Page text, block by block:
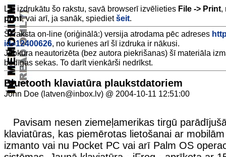
Lai izdrukātu šo rakstu, savā browserī izvēlieties File -> Print,
print, vai arī, ja sanāk, spiedietšeit.
Šī raksta on-line (oriģinālā:) versija atrodama pēc adreses
id=12400626, no kurienes arī šī izdruka ir nākusi.
Jebkura neautorizēta (bez autora piekrišanas) šī materiāla
bēdīgas sekas. To darīt vienkārši nedrīkst.
Bluetooth klaviatūra plaukstdatoriem
John Doe (latven@inbox.lv) @ 2004-10-11 12:51:00
Pavisam nesen ziemeļamerikas tirgū
klaviatūras, kas piemērotas lietošanai ar
izmanto vai nu Pocket PC vai arī Palm OS